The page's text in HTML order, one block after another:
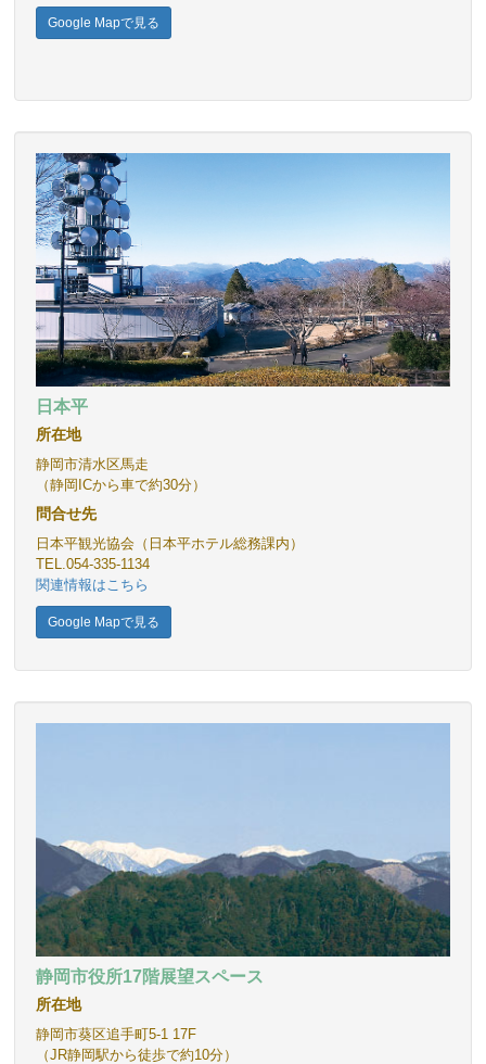
Google Mapで見る
日本平
所在地
静岡市清水区馬走
（静岡ICから車で約30分）
問合せ先
日本平観光協会（日本平ホテル総務課内）
TEL.054-335-1134
関連情報はこちら
Google Mapで見る
静岡市役所17階展望スペース
所在地
静岡市葵区追手町5-1 17F
（JR静岡駅から徒歩で約10分）